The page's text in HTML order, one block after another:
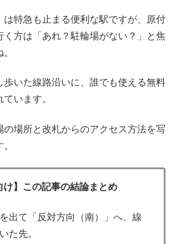
は特急も止まる便利な駅ですが、原付
く方は「あれ？駐輪場がない？」と焦
歩いた線路沿いに、誰でも使える無料
います。
の場所と改札からのアクセス方法を写
】この記事の結論まとめ
出て「反対方向（南）」へ、線
た先。